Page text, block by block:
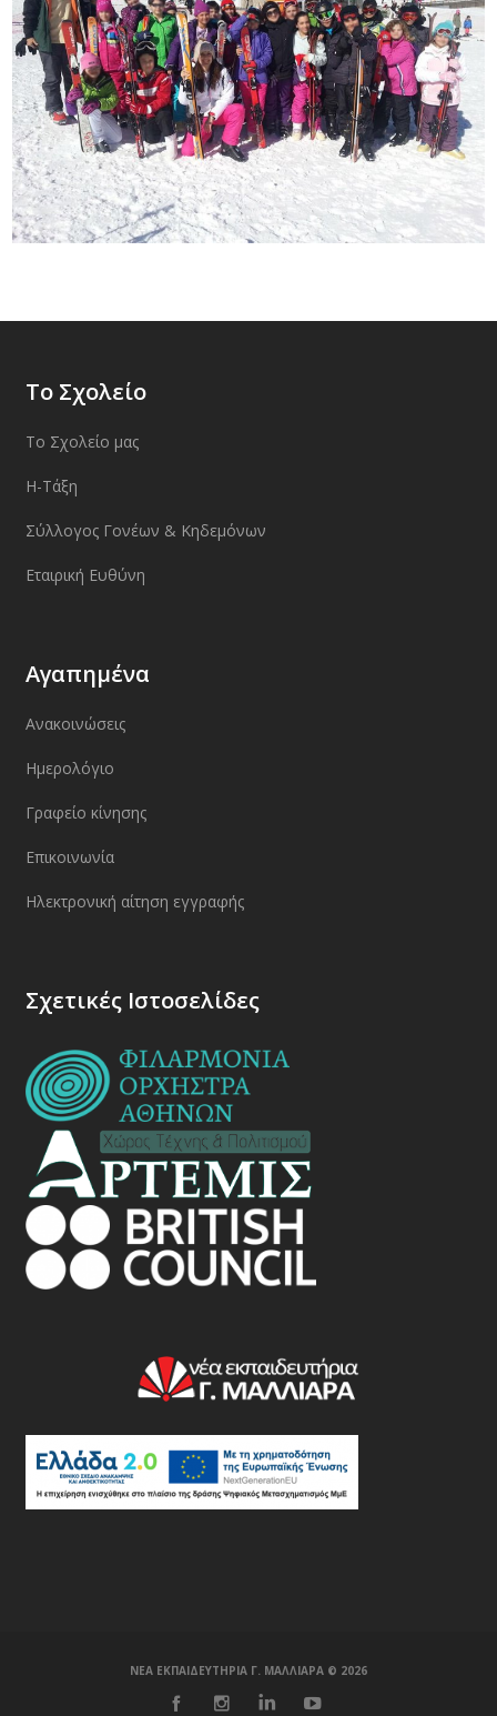
Το Σχολείο
Το Σχολείο μας
Η-Τάξη
Σύλλογος Γονέων & Κηδεμόνων
Εταιρική Ευθύνη
Αγαπημένα
Ανακοινώσεις
Ημερολόγιο
Γραφείο κίνησης
Επικοινωνία
Ηλεκτρονική αίτηση εγγραφής
Σχετικές Ιστοσελίδες
ΝΕΑ ΕΚΠΑΙΔΕΥΤΗΡΙΑ Γ. ΜΑΛΛΙΑΡΑ ©️ 2026